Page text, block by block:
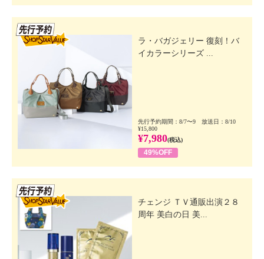
ラ・バガジェリー 復刻！バ
イカラーシリーズ ...
先行予約期間：8/7〜9 放送日：8/10
¥15,800
¥7,980(税込)
49%OFF
チェンジ ＴＶ通販出演２８
周年 美白の日 美...